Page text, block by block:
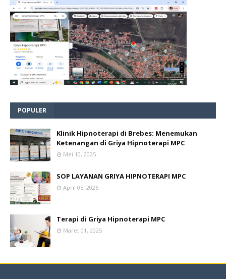
POPULER
Klinik Hipnoterapi di Brebes: Menemukan
Ketenangan di Griya Hipnoterapi MPC
Mei 10, 2025
SOP LAYANAN GRIYA HIPNOTERAPI MPC
April 05, 2026
Terapi di Griya Hipnoterapi MPC
Maret 01, 2025